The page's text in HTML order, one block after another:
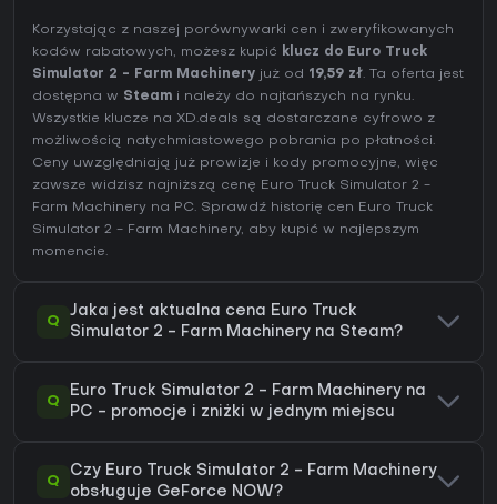
Korzystając z naszej porównywarki cen i zweryfikowanych
kodów rabatowych, możesz kupić klucz do Euro Truck
Simulator 2 - Farm Machinery już od 19,59 zł. Ta oferta jest
dostępna w Steam i należy do najtańszych na rynku.
Wszystkie klucze na XD.deals są dostarczane cyfrowo z
możliwością natychmiastowego pobrania po płatności.
Ceny uwzględniają już prowizje i kody promocyjne, więc
zawsze widzisz najniższą cenę Euro Truck Simulator 2 -
Farm Machinery na PC. Sprawdź historię cen Euro Truck
Simulator 2 - Farm Machinery, aby kupić w najlepszym
momencie.
Q
Jaka jest aktualna cena Euro Truck
Simulator 2 - Farm Machinery na Steam?
Q
Euro Truck Simulator 2 - Farm Machinery na
PC - promocje i zniżki w jednym miejscu
Q
Czy Euro Truck Simulator 2 - Farm Machinery
obsługuje GeForce NOW?